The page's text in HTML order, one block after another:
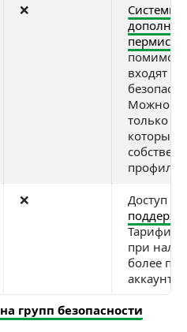
❌
помимо
входят в
Можно
только
которые
профиле
❌ Доступ к
при
более
аккаунтов
групп безопасности